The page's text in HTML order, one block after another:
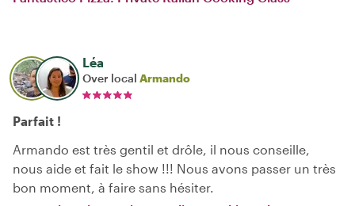
Léa
Over local Armando
Parfait !
Armando est très gentil et drôle, il nous conseille,
nous aide et fait le show !!! Nous avons passer un très
bon moment, à faire sans hésiter.